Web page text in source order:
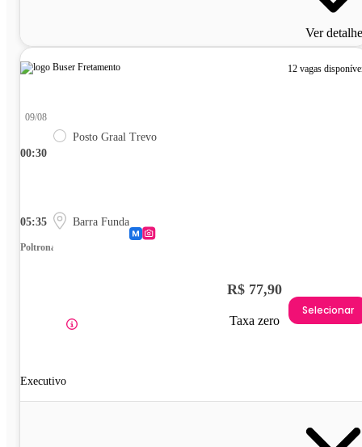
Ver
12 vagas
00:30
09/08
Posto Graal Trevo
05:35 Barra Funda
Poltrona
Executivo
R$ 77,90
Taxa zero
Selecionar